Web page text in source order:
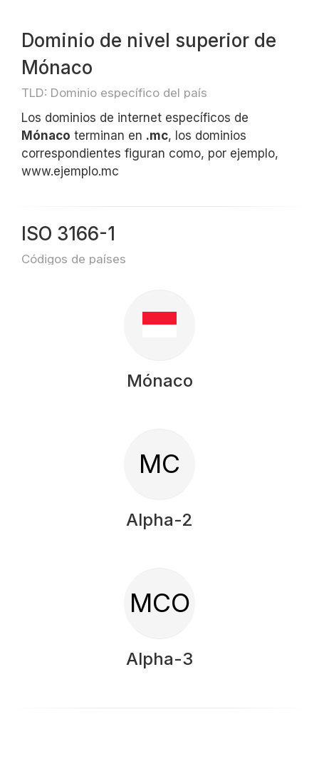
Dominio de nivel superior de
Mónaco
TLD: Dominio específico del país
Los dominios de internet específicos de
Mónaco terminan en .mc, los dominios
correspondientes figuran como, por ejemplo,
www.ejemplo.mc
ISO 3166-1
Códigos de países
Mónaco
MC
Alpha-2
MCO
Alpha-3